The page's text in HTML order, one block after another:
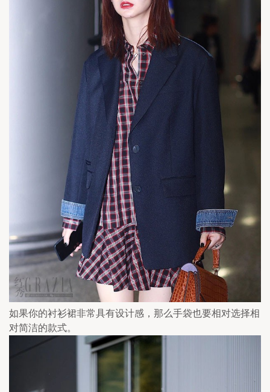
如果你的衬衫裙非常具有设计感，那么手袋也要相对选择相
对简洁的款式。